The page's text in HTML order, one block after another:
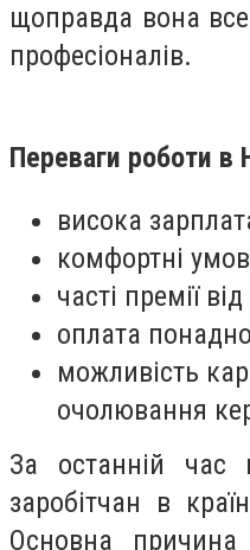
щоправда вона
професіоналів.
Переваги роботи в
висока
комфортні
часті премії
оплата
можливість
очолювання
За останній час
заробітчан в
Основна